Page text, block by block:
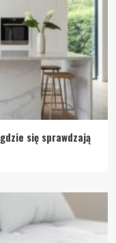
się sprawdzają